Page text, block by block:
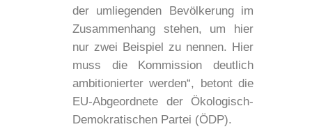
der umliegenden Bevölkerung im
Zusammenhang stehen, um hier
nur zwei Beispiel zu nennen. Hier
muss die Kommission deutlich
ambitionierter werden“, betont die
EU-Abgeordnete der Ökologisch-
Demokratischen Partei (ÖDP).